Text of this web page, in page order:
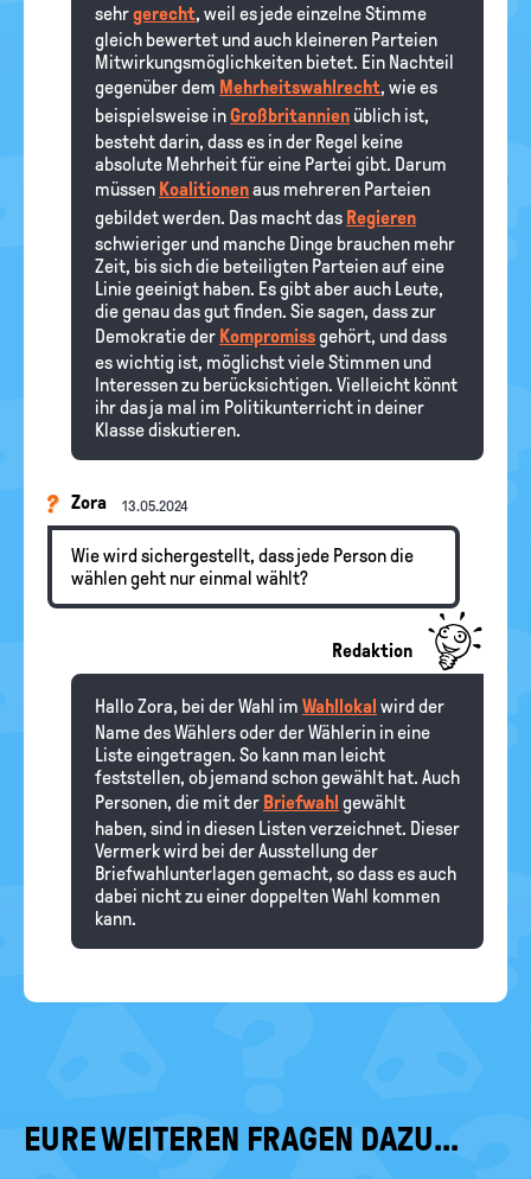
sehrgerecht, weil es jede einzelne Stimme
gleich bewertet und auch kleineren Parteien
Mitwirkungsmöglichkeiten bietet. Ein Nachteil
gegenüber dem Mehrheitswahlrecht, wie es
beispielsweise inGroßbritannien üblich ist,
besteht darin, dass es in der Regel keine
absolute Mehrheit für eine Partei gibt. Darum
müssen Koalitionenaus mehreren Parteien
gebildet werden. Das macht das Regieren
schwieriger und manche Dinge brauchen mehr
Zeit, bis sich die beteiligten Parteien auf eine
Linie geeinigt haben. Es gibt aber auch Leute,
die genau das gut finden. Sie sagen, dass zur
Demokratie der Kompromissgehört, und dass
es wichtig ist, möglichst viele Stimmen und
Interessen zu berücksichtigen. Vielleicht könnt
ihr das ja mal im Politikunterricht in deiner
Klasse diskutieren.
Zora 13.05.2024
Wie wird sichergestellt, dass jede Person die
wählen geht nur einmal wählt?
Redaktion
Hallo Zora, bei der Wahl im Wahllokal wird der
Name des Wählers oder der Wählerin in eine
Liste eingetragen. So kann man leicht
feststellen, ob jemand schon gewählt hat. Auch
Personen, die mit der Briefwahl gewählt
haben, sind in diesen Listen verzeichnet. Dieser
Vermerk wird bei der Ausstellung der
Briefwahlunterlagen gemacht, so dass es auch
dabei nicht zu einer doppelten Wahl kommen
kann.
EURE WEITEREN FRAGEN DAZU...